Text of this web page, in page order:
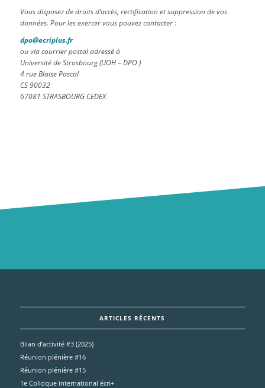
Vous disposez de droits d’accès, rectification et suppression de vos
données. Pour les exercer vous pouvez contacter :
dpo@ecriplus.fr
ou via courrier postal adressé à
Université de Strasbourg (UOH – DPO )
4 rue Blaise Pascal
CS 90032
67081 STRASBOURG CEDEX
ARTICLES RÉCENTS
Bilan d’activité #3 (2025)
Réunion plénière #16
Réunion plénière #15
1e Colloque international écri+